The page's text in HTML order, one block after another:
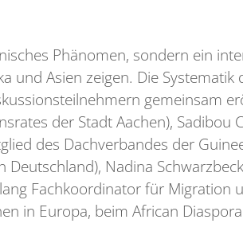
Phänomen, sondern ein
und Asien zeigen. Die
gemeinsam
der Stadt Aachen),
des Dachverbandes der
Nadina
Fachkoordinator für Migration
in Europa, beim African